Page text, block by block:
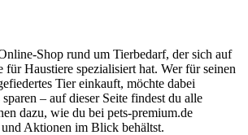
Shop rund um Tierbedarf, der sich auf
für Haustiere spezialisiert hat. Wer für seinen
Tier einkauft, möchte dabei
– auf dieser Seite findest du alle
dazu, wie du bei pets-premium.de
Aktionen im Blick behältst.